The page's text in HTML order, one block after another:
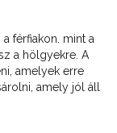
férfiakon. mint a
a hölgyekre. A
amelyek erre
amely jól áll